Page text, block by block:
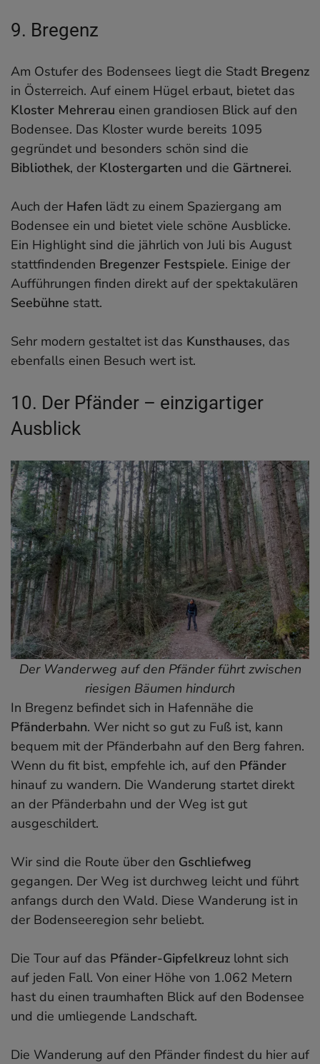
9. Bregenz
Am Ostufer des Bodensees liegt die Stadt Bregenz
in Österreich. Auf einem Hügel erbaut, bietet das
Kloster Mehrerau einen grandiosen Blick auf den
Bodensee. Das Kloster wurde bereits 1095
gegründet und besonders schön sind die
Bibliothek, der Klostergarten und die Gärtnerei.
Auch der Hafen lädt zu einem Spaziergang am
Bodensee ein und bietet viele schöne Ausblicke.
Ein Highlight sind die jährlich von Juli bis August
stattfindenden Bregenzer Festspiele. Einige der
Aufführungen finden direkt auf der spektakulären
Seebühne statt.
Sehr modern gestaltet ist das Kunsthauses, das
ebenfalls einen Besuch wert ist.
10. Der Pfänder – einzigartiger
Ausblick
Der Wanderweg auf den Pfänder führt zwischen
riesigen Bäumen hindurch
In Bregenz befindet sich in Hafennähe die
Pfänderbahn. Wer nicht so gut zu Fuß ist, kann
bequem mit der Pfänderbahn auf den Berg fahren.
Wenn du fit bist, empfehle ich, auf den Pfänder
hinauf zu wandern. Die Wanderung startet direkt
an der Pfänderbahn und der Weg ist gut
ausgeschildert.
Wir sind die Route über den Gschliefweg
gegangen. Der Weg ist durchweg leicht und führt
anfangs durch den Wald. Diese Wanderung ist in
der Bodenseeregion sehr beliebt.
Die Tour auf das Pfänder-Gipfelkreuz lohnt sich
auf jeden Fall. Von einer Höhe von 1.062 Metern
hast du einen traumhaften Blick auf den Bodensee
und die umliegende Landschaft.
Die Wanderung auf den Pfänder findest du hier auf